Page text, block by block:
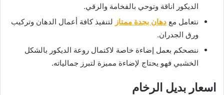
الديكور اناقة وتوحي بالفخامة والرقي.
نتعامل مع دهان بجدة ممتاز لتنفيذ كافة أعمال الدهان وتركيب
ورق الجدران.
ننصحكم بعمل إضاءة خاصة لاكتمال روعة الديكور بالشكل
الخشبي فهو يحتاج لإضاءة مميزة لتبرز جمالياته.
اسعار بديل الرخام